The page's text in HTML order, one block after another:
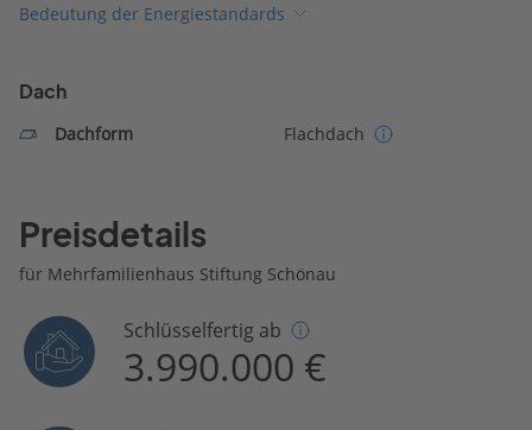
Bedeutung der Energiestandards
Dach
Dachform Flachdach
Preisdetails
für Mehrfamilienhaus Stiftung Schönau
Schlüsselfertig ab
3.990.000 €